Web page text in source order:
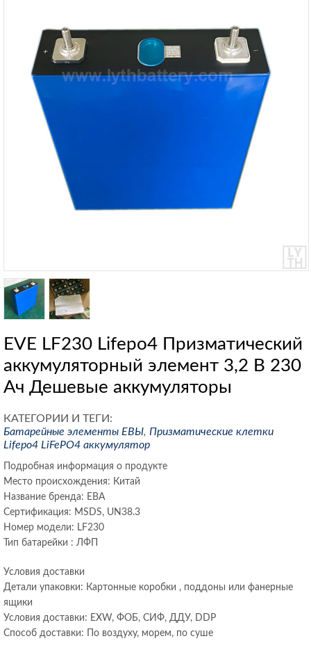
EVE LF230 Lifepo4 Призматический
аккумуляторный элемент 3,2 В 230
Ач Дешевые аккумуляторы
КАТЕГОРИИ И ТЕГИ:
Батарейные элементы ЕВЫ, Призматические клетки
Lifepo4 LiFePO4 аккумулятор
Подробная информация о продукте
Место происхождения: Китай
Название бренда: ЕВА
Сертификация: MSDS, UN38.3
Номер модели: LF230
Тип батарейки : ЛФП
Условия доставки
Детали упаковки: Картонные коробки , поддоны или фанерные
ящики
Условия доставки: EXW, ФОБ, СИФ, ДДУ, DDP
Способ доставки: По воздуху, морем, по суше